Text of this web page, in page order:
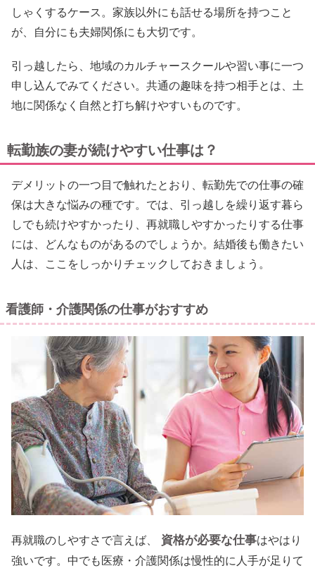
しゃくするケース。家族以外にも話せる場所を持つこと
が、自分にも夫婦関係にも大切です。
引っ越したら、地域のカルチャースクールや習い事に一つ
申し込んでみてください。共通の趣味を持つ相手とは、土
地に関係なく自然と打ち解けやすいものです。
転勤族の妻が続けやすい仕事は？
デメリットの一つ目で触れたとおり、転勤先での仕事の確
保は大きな悩みの種です。では、引っ越しを繰り返す暮ら
しでも続けやすかったり、再就職しやすかったりする仕事
には、どんなものがあるのでしょうか。結婚後も働きたい
人は、ここをしっかりチェックしておきましょう。
看護師・介護関係の仕事がおすすめ
再就職のしやすさで言えば、 資格が必要な仕事はやはり
強いです。中でも医療・介護関係は慢性的に人手が足りて